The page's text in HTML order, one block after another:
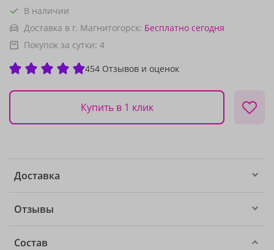
В наличии
Доставка в г. Магнитогорск: Бесплатно сегодня
Покупок за сутки: 4
454 Отзывов и оценок
Купить в 1 клик
Доставка
Отзывы
Состав